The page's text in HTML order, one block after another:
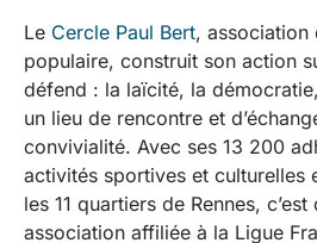
Le Cercle Paul Bert, association
populaire, construit son action
défend : la laïcité, la
un lieu de rencontre et
convivialité. Avec ses 13 200
activités sportives et culturelles
les 11 quartiers de Rennes,
association affiliée à la Ligue